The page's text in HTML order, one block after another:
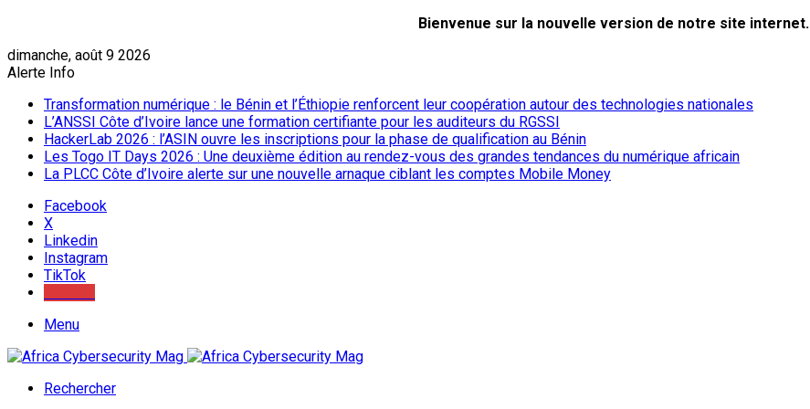
Bienvenue sur la nouvelle version de notre site internet.
dimanche, août 9 2026
Alerte Info
Transformation numérique : le Bénin et l’Éthiopie renforcent leur coopération autour des technologies nationales
L’ANSSI Côte d’Ivoire lance une formation certifiante pour les auditeurs du RGSSI
HackerLab 2026 : l’ASIN ouvre les inscriptions pour la phase de qualification au Bénin
Les Togo IT Days 2026 : Une deuxième édition au rendez-vous des grandes tendances du numérique africain
La PLCC Côte d’Ivoire alerte sur une nouvelle arnaque ciblant les comptes Mobile Money
Facebook
X
Linkedin
Instagram
TikTok
Menu
Rechercher